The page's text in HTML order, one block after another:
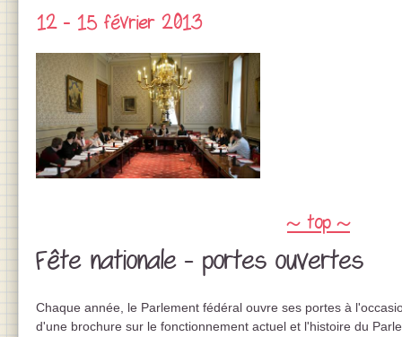
12 - 15 février 2013
~ top ~
Fête nationale - portes ouvertes
Chaque année, le Parlement fédéral ouvre ses portes à
d'une brochure sur le fonctionnement actuel et l'histoire du